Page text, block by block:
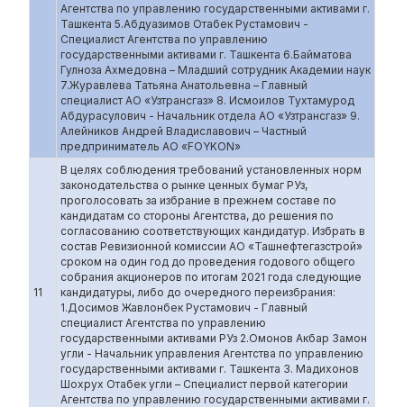
Агентства по управлению государственными активами г.
Ташкента 5.Абдуазимов Отабек Рустамович -
Специалист Агентства по управлению
государственными активами г. Ташкента 6.Байматова
Гулноза Ахмедовна – Младший сотрудник Академии наук
7.Журавлева Татьяна Анатольевна – Главный
специалист АО «Узтрансгаз» 8. Исмоилов Тухтамурод
Абдурасулович - Начальник отдела АО «Узтрансгаз» 9.
Алейников Андрей Владиславович – Частный
предприниматель АО «FOYKON»
11
В целях соблюдения требований установленных норм
законодательства о рынке ценных бумаг РУз,
проголосовать за избрание в прежнем составе по
кандидатам со стороны Агентства, до решения по
согласованию соответствующих кандидатур. Избрать в
состав Ревизионной комиссии АО «Ташнефтегазстрой»
сроком на один год до проведения годового общего
собрания акционеров по итогам 2021 года следующие
кандидатуры, либо до очередного переизбрания:
1.Досимов Жавлонбек Рустамович - Главный
специалист Агентства по управлению
государственными активами РУз 2.Омонов Акбар Замон
угли - Начальник управления Агентства по управлению
государственными активами г. Ташкента 3. Мадихонов
Шохрух Отабек угли – Специалист первой категории
Агентства по управлению государственными активами г.